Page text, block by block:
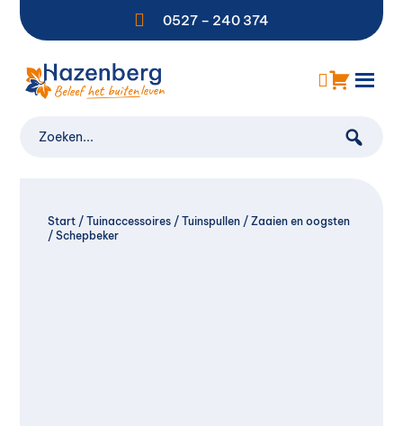
 0527 – 240 374
Start/ Tuinaccessoires/ Tuinspullen/ Zaaien en oogsten
/ Schepbeker